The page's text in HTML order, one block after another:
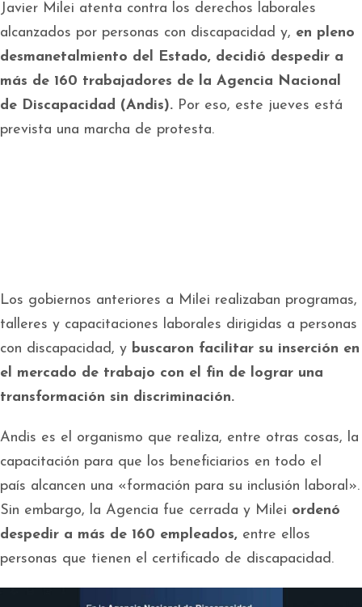
Javier Milei atenta contra los derechos laborales
alcanzados por personas con discapacidad y, en pleno
desmanetalmiento del Estado, decidió despedir a
más de 160 trabajadores de la Agencia Nacional
de Discapacidad (Andis). Por eso, este jueves está
prevista una marcha de protesta.
Los gobiernos anteriores a Milei realizaban programas,
talleres y capacitaciones laborales dirigidas a personas
con discapacidad, y buscaron facilitar su inserción en
el mercado de trabajo con el fin de lograr una
transformación sin discriminación.
Andis es el organismo que realiza, entre otras cosas, la
capacitación para que los beneficiarios en todo el
país alcancen una «formación para su inclusión laboral».
Sin embargo, la Agencia fue cerrada y Milei ordenó
despedir a más de 160 empleados, entre ellos
personas que tienen el certificado de discapacidad.